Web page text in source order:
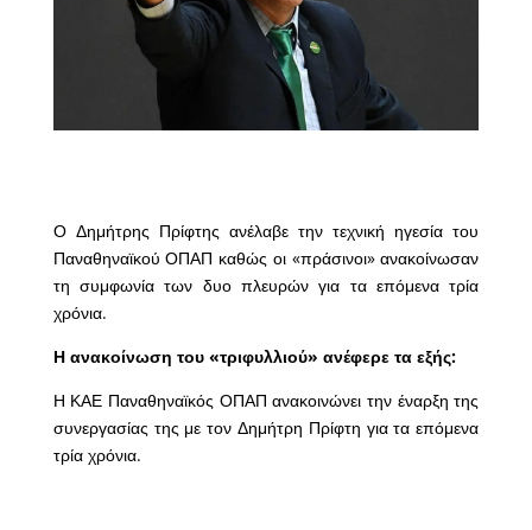
Ο Δημήτρης Πρίφτης ανέλαβε την τεχνική ηγεσία του
Παναθηναϊκού ΟΠΑΠ καθώς οι «πράσινοι» ανακοίνωσαν
τη συμφωνία των δυο πλευρών για τα επόμενα τρία
χρόνια.
Η ανακοίνωση του «τριφυλλιού» ανέφερε τα εξής:
Η ΚΑΕ Παναθηναϊκός ΟΠΑΠ ανακοινώνει την έναρξη της
συνεργασίας της με τον Δημήτρη Πρίφτη για τα επόμενα
τρία χρόνια.